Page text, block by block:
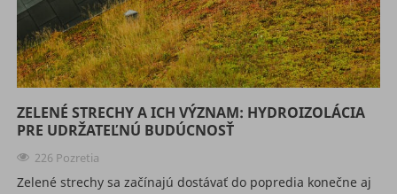
ZELENÉ STRECHY A ICH VÝZNAM: HYDROIZOLÁCIA
PRE UDRŽATEĽNÚ BUDÚCNOSŤ
226 Pozretia
Zelené strechy sa začínajú dostávať do popredia konečne aj